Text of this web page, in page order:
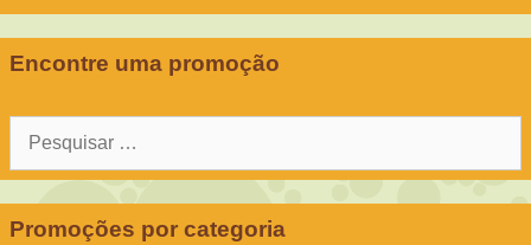
Encontre uma promoção
Pesquisar
Promoções por categoria